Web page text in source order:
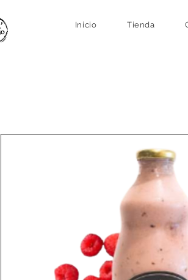
Inicio Tienda